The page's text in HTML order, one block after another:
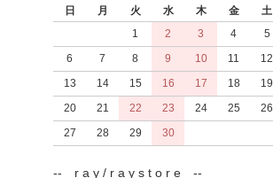
日
月 火 水 木 金
土
1
2 3 4
5
6
7 8 9 10 11
12
13
14 15 16 17 18
19
20
21 22 23 24 25
26
27
28 29 30
-- r a y / r a y s t o r e --